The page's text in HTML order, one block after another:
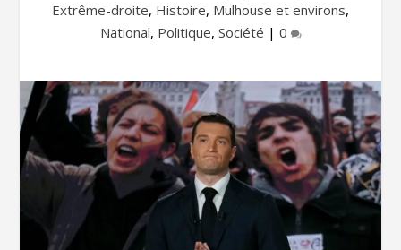
Extrême-droite, Histoire, Mulhouse et environs,
National, Politique, Société | 0